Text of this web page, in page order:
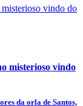
misterioso vindo
da orla de Santos,